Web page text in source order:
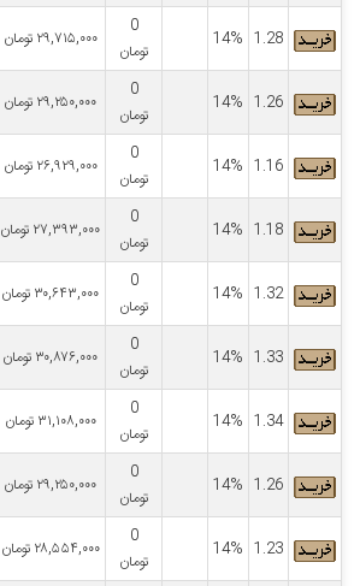
1.28
14%
0
تومان
۲۹,۷۱۵,۰۰۰ تومان
1.26
14%
0
تومان
۲۹,۲۵۰,۰۰۰ تومان
1.16
14%
0
تومان
۲۶,۹۲۹,۰۰۰ تومان
1.18
14%
0
تومان
۲۷,۳۹۳,۰۰۰ تومان
1.32
14%
0
تومان
۳۰,۶۴۳,۰۰۰ تومان
1.33
14%
0
تومان
۳۰,۸۷۶,۰۰۰ تومان
1.34
14%
0
تومان
۳۱,۱۰۸,۰۰۰ تومان
1.26
14%
0
تومان
۲۹,۲۵۰,۰۰۰ تومان
1.23
14%
0
تومان
۲۸,۵۵۴,۰۰۰ تومان